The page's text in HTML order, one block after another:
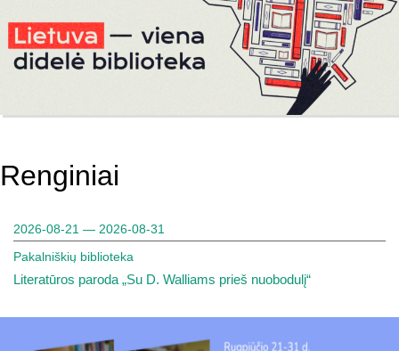
Renginiai
2026-08-21 — 2026-08-31
Pakalniškių biblioteka
Literatūros paroda „Su D. Walliams prieš nuobodulį“